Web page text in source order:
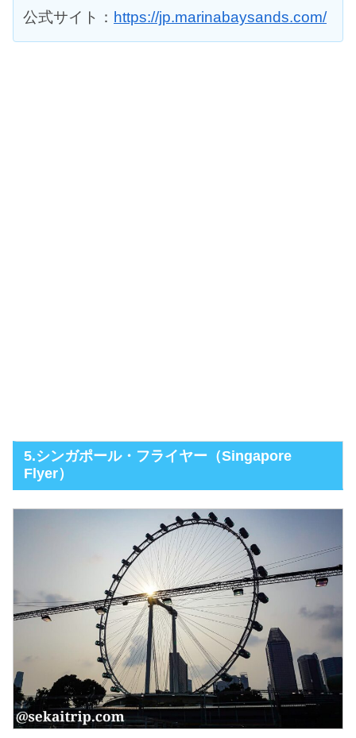
公式サイト： https://jp.marinabaysands.com/
5.シンガポール・フライヤー（Singapore
Flyer）